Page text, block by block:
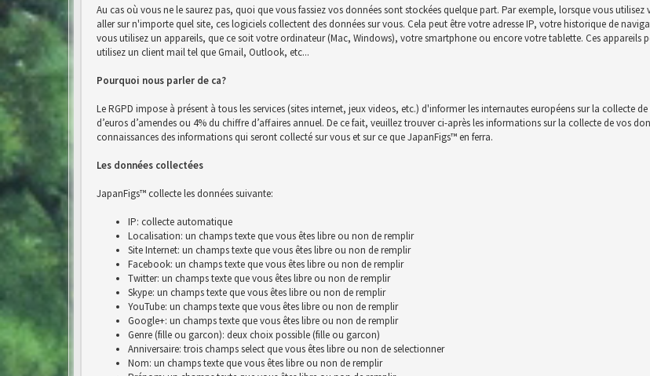
Au cas où vous ne le saurez pas, quoi que vous fassiez vos données sont stockées quelque part. Par exemple, lorsque vous
aller sur n'importe quel site, ces logiciels collectent des données sur vous. Cela peut être votre adresse IP, votre historique de
vous utilisez un appareils, que ce soit votre ordinateur (Mac, Windows), votre smartphone ou encore votre tablette. Ces appareils
utilisez un client mail tel que Gmail, Outlook, etc...
Pourquoi nous parler de ca?
Le RGPD impose à présent à tous les services (sites internet, jeux videos, etc.) d'informer les internautes européens sur la collecte
d’euros d’amendes ou 4% du chiffre d’affaires annuel. De ce fait, veuillez trouver ci-après les informations sur la collecte de vos
connaissances des informations qui seront collecté sur vous et sur ce que JapanFigs™ en ferra.
Les données collectées
JapanFigs™ collecte les données suivante:
IP: collecte automatique
Localisation: un champs texte que vous êtes libre ou non de remplir
Site Internet: un champs texte que vous êtes libre ou non de remplir
Facebook: un champs texte que vous êtes libre ou non de remplir
Twitter: un champs texte que vous êtes libre ou non de remplir
Skype: un champs texte que vous êtes libre ou non de remplir
YouTube: un champs texte que vous êtes libre ou non de remplir
Google+: un champs texte que vous êtes libre ou non de remplir
Genre (fille ou garcon): deux choix possible (fille ou garcon)
Anniversaire: trois champs select que vous êtes libre ou non de selectionner
Nom: un champs texte que vous êtes libre ou non de remplir